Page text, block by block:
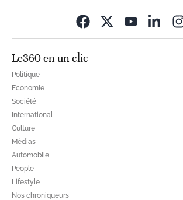
Le360 en un clic
Politique
Economie
Société
International
Culture
Médias
Automobile
People
Lifestyle
Nos chroniqueurs